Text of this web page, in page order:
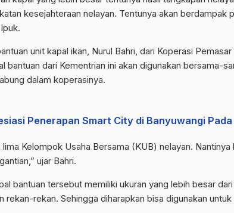
kesejahteraan nelayan. Tentunya akan berdampak
unit kapal ikan, Nurul Bahri, dari Koperasi
bantuan dari Kementrian ini akan digunakan bersama-
dalam koperasinya.
Penerapan Smart City di Banyuwangi
Kelompok Usaha Bersama (KUB) nelayan.
ujar Bahri.
bantuan tersebut memiliki ukuran yang lebih besar
rekan-rekan. Sehingga diharapkan bisa digunakan